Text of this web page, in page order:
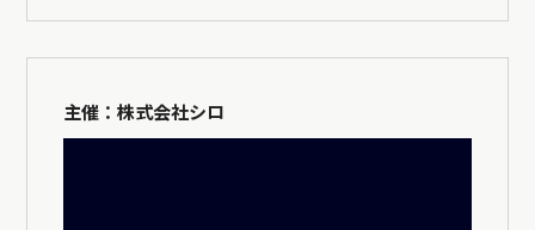
主催：株式会社シロ